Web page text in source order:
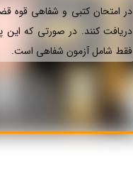
در امتحان کتبی و شفاهی قوه
دریافت کنند. در صورتی که این
فقط شامل آزمون شفاهی است.